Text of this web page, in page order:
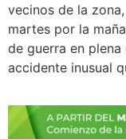
vecinos de la
martes por la
de guerra en
accidente inusual